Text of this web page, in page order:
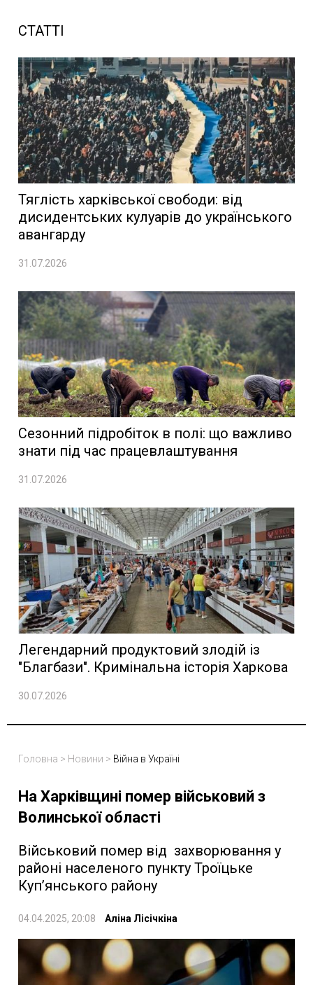
СТАТТІ
Тяглість харківської свободи: від
дисидентських кулуарів до українського
авангарду
31.07.2026
Сезонний підробіток в полі: що важливо
знати під час працевлаштування
31.07.2026
Легендарний продуктовий злодій із
"Благбази". Кримінальна історія Харкова
30.07.2026
Головна > Новини > Війна в Україні
На Харківщині помер військовий з
Волинської області
Військовий помер від захворювання у
районі населеного пункту Троїцьке
Куп’янського району
04.04.2025, 20:08 Аліна Лісічкіна